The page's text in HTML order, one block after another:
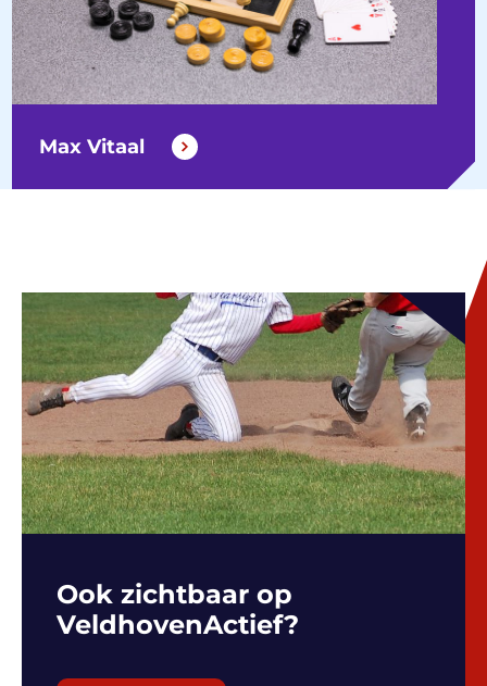
Max Vitaal
Ook zichtbaar op
VeldhovenActief?